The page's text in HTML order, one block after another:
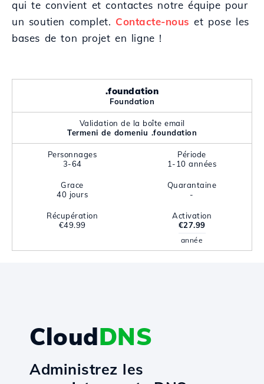
qui te convient et contactes notre équipe pour
un soutien complet. Contacte-nous et pose les
bases de ton projet en ligne !
.foundation
Foundation
Validation de la boîte email
Termeni de domeniu .foundation
Personnages
3-64
Période
1-10 années
Grace
40 jours
Quarantaine
-
Récupération
€49.99
Activation
€27.99
année
CloudDNS
Administrez les